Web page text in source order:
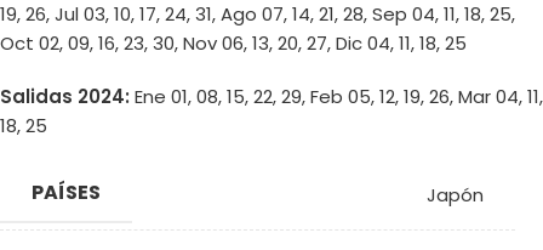
19, 26, Jul 03, 10, 17, 24, 31, Ago 07, 14, 21, 28, Sep 04, 11, 18, 25,
Oct 02, 09, 16, 23, 30, Nov 06, 13, 20, 27, Dic 04, 11, 18, 25
Salidas 2024: Ene 01, 08, 15, 22, 29, Feb 05, 12, 19, 26, Mar 04, 11,
18, 25
PAÍSES Japón